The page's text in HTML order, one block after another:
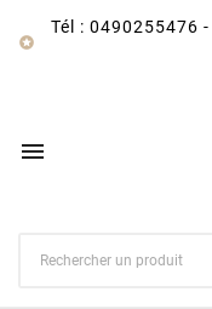

Tél : 0490255476 -
